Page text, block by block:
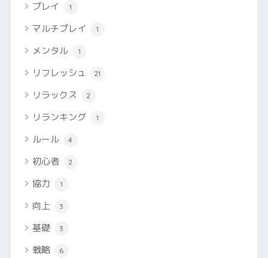
プレイ 1
マルチプレイ 1
メンタル 1
リフレッシュ 21
リラックス 2
リランキング 1
ルール 4
初心者 2
協力 1
向上 3
基礎 3
戦略 6